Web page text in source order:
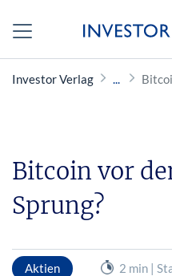
Investor Verlag
Bitcoin vor
Sprung?
Aktien 2 min |